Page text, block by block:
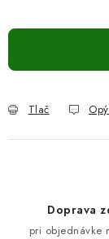
Tlač
Doprava
pri objednávke